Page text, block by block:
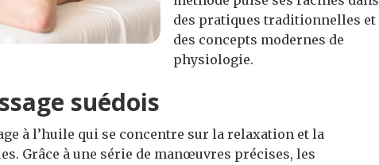
des pratiques traditionnelles et
des concepts modernes de
physiologie.
suédois
à l’huile qui se concentre sur la relaxation et la
Grâce à une série de manœuvres précises, les